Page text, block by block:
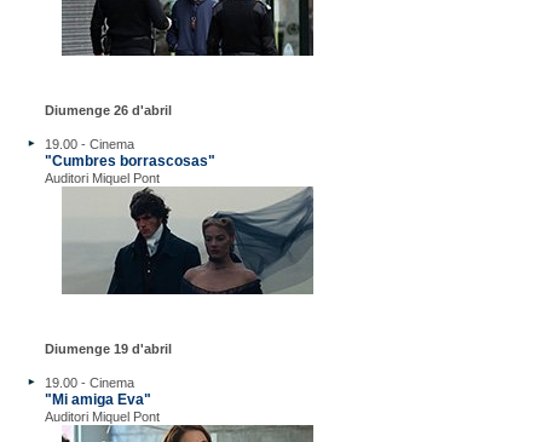
Diumenge 26 d'abril
19.00 - Cinema
"Cumbres borrascosas"
Auditori Miquel Pont
Diumenge 19 d'abril
19.00 - Cinema
"Mi amiga Eva"
Auditori Miquel Pont